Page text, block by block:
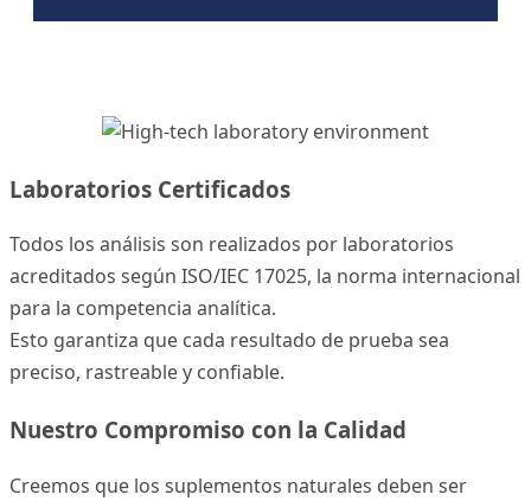
Laboratorios Certificados
Todos los análisis son realizados por laboratorios
acreditados según ISO/IEC 17025, la norma internacional
para la competencia analítica.
Esto garantiza que cada resultado de prueba sea
preciso, rastreable y confiable.
Nuestro Compromiso con la Calidad
Creemos que los suplementos naturales deben ser